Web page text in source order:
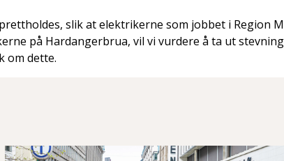
slik at elektrikerne som jobbet i Region
på Hardangerbrua, vil vi vurdere å ta ut
om dette.